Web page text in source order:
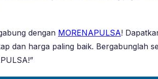
dengan MORENAPULSA!
dan harga paling baik. Bergabunglah